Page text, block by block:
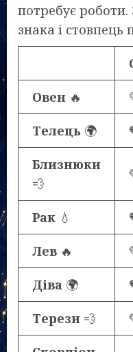
потребує роботи.
знака і стовпець
Овен 🔥
Телець 🌍
Близнюки
💨
Рак 💧
Лев 🔥
Діва 🌍
Терези 💨